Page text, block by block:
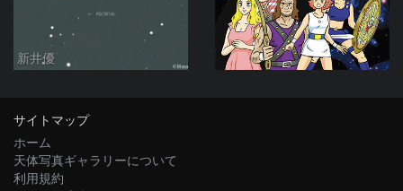
新井優
サイトマップ
ホーム
天体写真ギャラリーについて
利用規約